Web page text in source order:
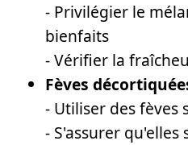
- Privilégier le
bienfaits
- Vérifier la
Fèves
- Utiliser des fèves
- S'assurer